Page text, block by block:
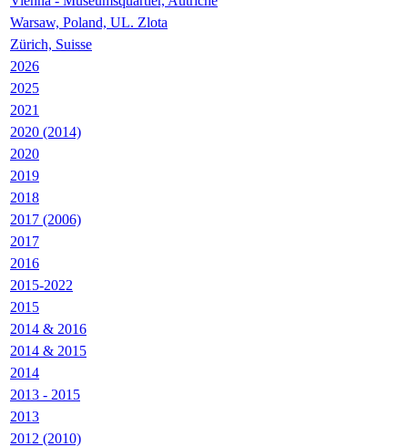
Warsaw, Poland, UL. Zlota
Zürich, Suisse
2026
2025
2021
2020 (2014)
2020
2019
2018
2017 (2006)
2017
2016
2015-2022
2015
2014 & 2016
2014 & 2015
2014
2013 - 2015
2013
2012 (2010)